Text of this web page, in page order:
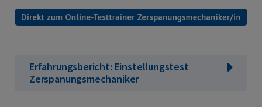
Erfahrungsbericht: Einstellungstest
Zerspanungsmechaniker